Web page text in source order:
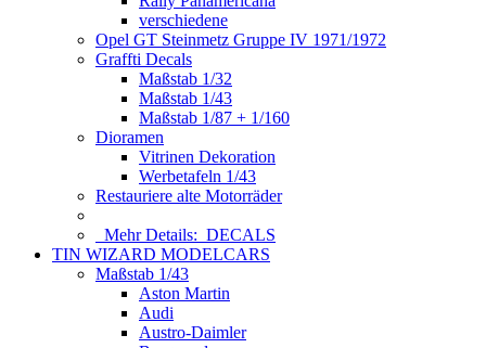
verschiedene
Opel GT Steinmetz Gruppe IV 1971/1972
Graffti Decals
Maßstab 1/32
Maßstab 1/43
Maßstab 1/87 + 1/160
Dioramen
Vitrinen Dekoration
Werbetafeln 1/43
Restauriere alte Motorräder
Mehr Details: DECALS
TIN WIZARD MODELCARS
Maßstab 1/43
Aston Martin
Audi
Austro-Daimler